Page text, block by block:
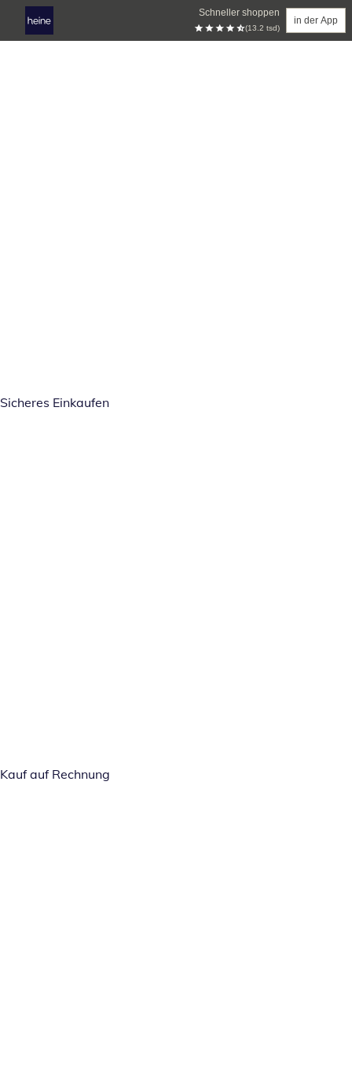
Schneller shoppen
(13.2 tsd)
in der App
Sicheres Einkaufen
Kauf auf Rechnung